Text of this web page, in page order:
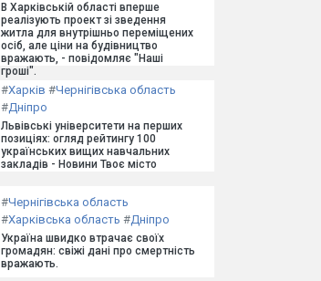
В Харківській області вперше
реалізують проект зі зведення
житла для внутрішньо переміщених
осіб, але ціни на будівництво
вражають, - повідомляє "Наші
гроші".
#Харків #Чернігівська область
#Дніпро
Львівські університети на перших
позиціях: огляд рейтингу 100
українських вищих навчальних
закладів - Новини Твоє місто
#Чернігівська область
#Харківська область #Дніпро
Україна швидко втрачає своїх
громадян: свіжі дані про смертність
вражають.